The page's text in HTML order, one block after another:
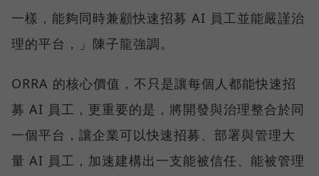
一樣，能夠同時兼顧快速招募 AI 員工並能嚴謹治
理的平台，」陳子龍強調。
ORRA 的核心價值，不只是讓每個人都能快速招
募 AI 員工，更重要的是，將開發與治理整合於同
一個平台，讓企業可以快速招募、部署與管理大
量 AI 員工，加速建構出一支能被信任、能被管理